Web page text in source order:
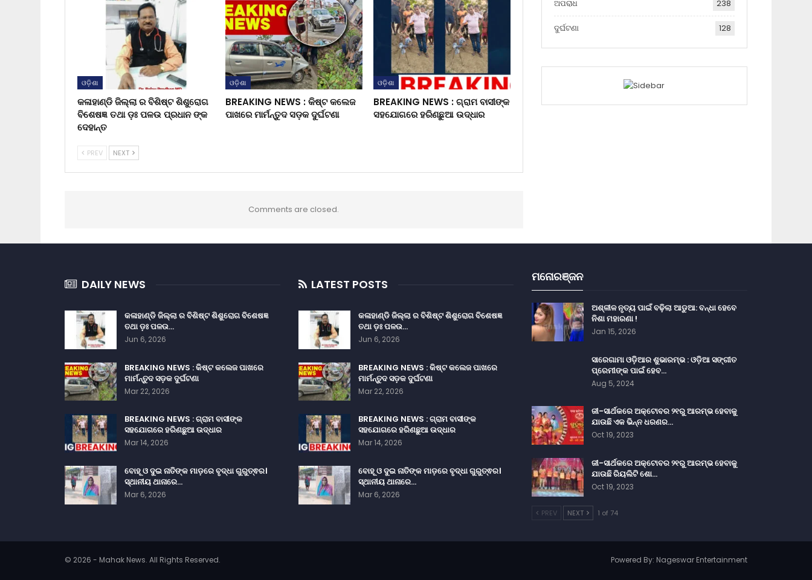
ଓଡ଼ିଶା
କଳାହାଣ୍ଡି ଜିଲ୍ଲା ର ବିଶିଷ୍ଟ ଶିଶୁରୋଗ
ବିଶେଷଜ୍ଞ ତଥା ଡ଼ଃ ପଳଉ ପ୍ରଧାନ ଙ୍କ
ଦେହାନ୍ତ
ଓଡ଼ିଶା
BREAKING NEWS : କିଷ୍ଟ କଲେଜ
ପାଖରେ ମାର୍ମନ୍ତୁଦ ସଡ଼କ ଦୁର୍ଘଟଣା
ଓଡ଼ିଶା
BREAKING NEWS : ଗ୍ରାମ ବାସୀଙ୍କ
ସହଯୋଗରେ ହରିଣଛୁଆ ଉଦ୍ଧାର
PREV NEXT
Comments are closed.
ଅପରାଧ 238
ଦୁର୍ଘଟଣା 128
DAILY NEWS
କଳାହାଣ୍ଡି ଜିଲ୍ଲା ର ବିଶିଷ୍ଟ ଶିଶୁରୋଗ ବିଶେଷଜ୍ଞ
ତଥା ଡ଼ଃ ପଳଉ…
Jun 6, 2026
BREAKING NEWS : କିଷ୍ଟ କଲେଜ ପାଖରେ
ମାର୍ମନ୍ତୁଦ ସଡ଼କ ଦୁର୍ଘଟଣା
Mar 22, 2026
BREAKING NEWS : ଗ୍ରାମ ବାସୀଙ୍କ
ସହଯୋଗରେ ହରିଣଛୁଆ ଉଦ୍ଧାର
Mar 14, 2026
ବୋହୂ ଓ ଦୁଇ ନାତିଙ୍କ ମାଡ଼ରେ ବୃଦ୍ଧା ଗୁରୁତ୍ଵର।
ସ୍ଥାନୀୟ ଥାନାରେ…
Mar 6, 2026
LATEST POSTS
କଳାହାଣ୍ଡି ଜିଲ୍ଲା ର ବିଶିଷ୍ଟ ଶିଶୁରୋଗ ବିଶେଷଜ୍ଞ
ତଥା ଡ଼ଃ ପଳଉ…
Jun 6, 2026
BREAKING NEWS : କିଷ୍ଟ କଲେଜ ପାଖରେ
ମାର୍ମନ୍ତୁଦ ସଡ଼କ ଦୁର୍ଘଟଣା
Mar 22, 2026
BREAKING NEWS : ଗ୍ରାମ ବାସୀଙ୍କ
ସହଯୋଗରେ ହରିଣଛୁଆ ଉଦ୍ଧାର
Mar 14, 2026
ବୋହୂ ଓ ଦୁଇ ନାତିଙ୍କ ମାଡ଼ରେ ବୃଦ୍ଧା ଗୁରୁତ୍ଵର।
ସ୍ଥାନୀୟ ଥାନାରେ…
Mar 6, 2026
ମନୋରଞ୍ଜନ
ଅଶ୍ଳୀଳ ନୃତ୍ୟ ପାଇଁ ବଢ଼ିଲା ଆଡୁଆ: ବନ୍ଧା ହେବେ
ନିଶା ମହାରଣା !
Jan 15, 2026
ସାରେଗାମା ଓଡ଼ିଆର ଶୁଭାରମ୍ଭ : ଓଡ଼ିଆ ସଙ୍ଗୀତ
ପ୍ରେମୀଙ୍କ ପାଇଁ ହେବ…
Aug 5, 2024
ଜୀ-ସାର୍ଥକରେ ଅକ୍ଟୋବର ୨୧ରୁ ଆରମ୍ଭ ହେବାକୁ
ଯାଉଛି ଏକ ଭିନ୍ନ ଧରଣର…
Oct 19, 2023
ଜୀ-ସାର୍ଥକରେ ଅକ୍ଟୋବର ୨୧ରୁ ଆରମ୍ଭ ହେବାକୁ
ଯାଉଛି ରିୟଲିଟି ଶୋ…
Oct 19, 2023
PREV NEXT 1 of 74
© 2026 - Mahak News. All Rights Reserved. Powered By: Nageswar Entertainment